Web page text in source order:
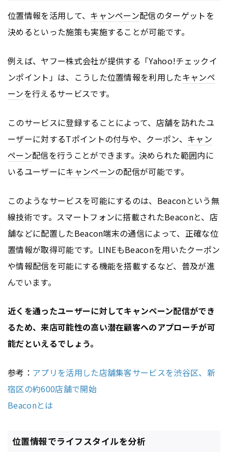
位置情報を活用して、 キャンペーン配信のターゲットを
決めるといった施策も実施することが可能です。
例えば、ヤフー株式会社が提供する「Yahoo!チェックイ
ンポイント」は、こうした位置情報を利用したキャンペ
ーンを行えるサービスです。
このサービスに登録することによって、店舗を訪れたユ
ーザーに対するTポイントの付与や、クーポン、 キャン
ペーン配信を行うことができます。決められた範囲内に
いるユーザーにキャンペーンの配信が可能です。
このようなサービスを可能にするのは、Beaconという無
線技術です。スマートフォンに搭載されたBeaconと、店
舗などに配置したBeacon端末の通信によって、正確な位
置情報が取得可能です。LINEもBeaconを用いたクーポン
や情報配信を可能にする機能を搭載するなど、普及が進
んでいます。
近くを通ったユーザーに対してキャンペーン配信ができ
るため、来店可能性の高い潜在顧客へのアプローチが可
能だといえるでしょう。
参考： アプリを活用した店舗集客サービスを渋谷区、新
宿区の約600店舗で開始
Beaconとは
位置情報でライフスタイルを分析